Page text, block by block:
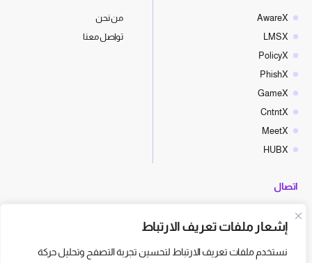
إشعار ملفات تعريف الارتباط
نستخدم ملفات تعريف الارتباط لتحسين تجربة التصفح وتحليل حركة
AwareX
LMSX
PolicyX
PhishX
GameX
CntntX
MeetX
HUBX
من نحن
تواصل معنا
اتصال
hello@cyberx.world